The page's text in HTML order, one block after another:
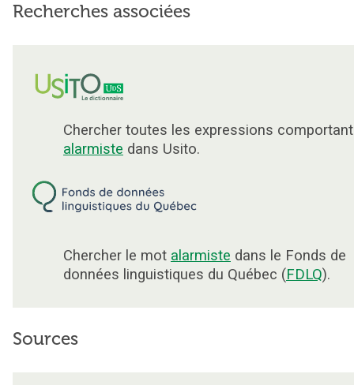
Recherches associées
Chercher toutes les expressions
alarmiste dans Usito.
Chercher le mot alarmiste dans le Fonds de
données linguistiques du Québec (FDLQ).
Sources